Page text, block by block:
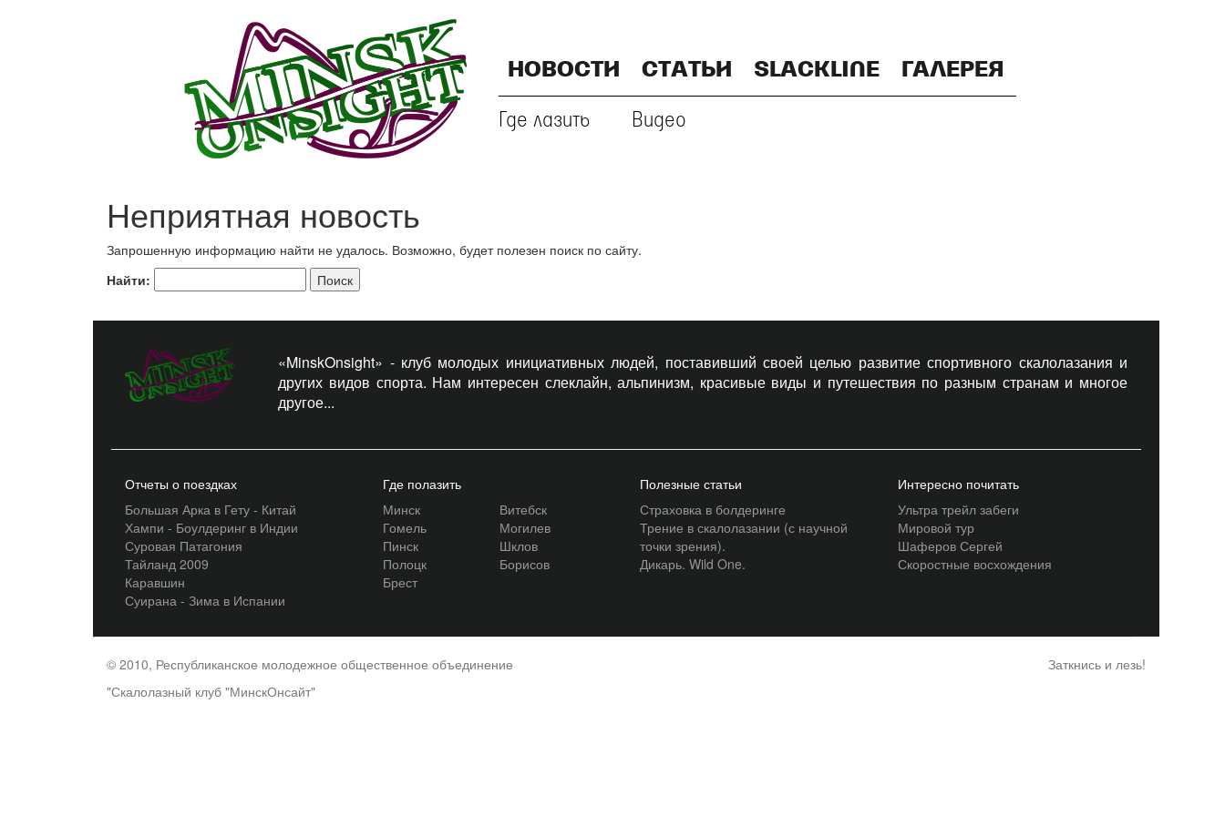
НОВОСТИ СТАТЬИ SLACKLINE ГАЛЕРЕЯ
Где лазить Видео
Неприятная новость
Запрошенную информацию найти не удалось. Возможно, будет полезен поиск по сайту.
Найти:
«MinskOnsight» - клуб молодых инициативных людей, поставивший своей целью развитие спортивного скалолазания и
других видов спорта. Нам интересен слеклайн, альпинизм, красивые виды и путешествия по разным странам и многое
другое...
Отчеты о поездках
Большая Арка в Гету - Китай
Хампи - Боулдеринг в Индии
Суровая Патагония
Тайланд 2009
Каравшин
Суирана - Зима в Испании
Где полазить
Минск
Витебск
Гомель
Могилев
Пинск
Шклов
Полоцк
Борисов
Брест
Полезные статьи
Страховка в болдеринге
Трение в скалолазании (с научной
точки зрения).
Дикарь. Wild One.
Интересно почитать
Ультра трейл забеги
Мировой тур
Шаферов Сергей
Скоростные восхождения
© 2010, Республиканское молодежное общественное объединение
"Скалолазный клуб "МинскОнсайт"
Заткнись и лезь!